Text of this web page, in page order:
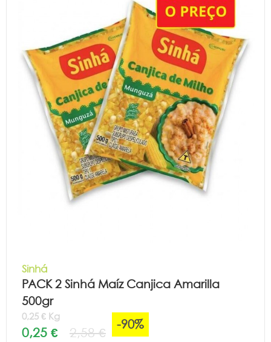
Sinhá
PACK 2 Sinhá Maíz Canjica Amarilla
500gr
0,25 € Kg
0,25 € 2,58 €
-90%